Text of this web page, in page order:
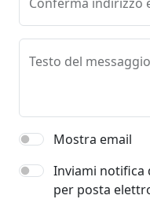
Testo del messaggio
Mostra email
Inviami notifica
per posta